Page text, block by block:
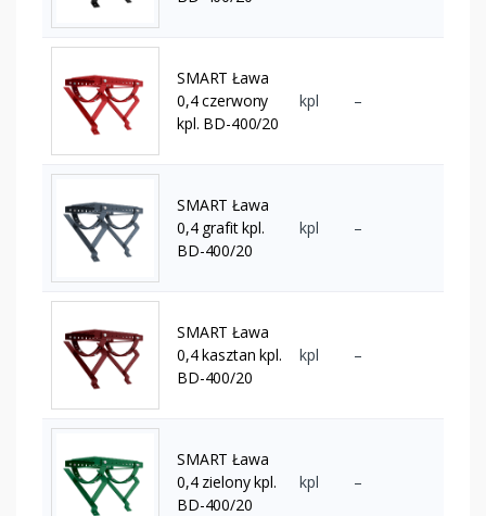
SMART Ława
0,4 czerwony
kpl. BD-400/20
kpl –
SMART Ława
0,4 grafit kpl.
BD-400/20
kpl –
SMART Ława
0,4 kasztan kpl.
BD-400/20
kpl –
SMART Ława
0,4 zielony kpl.
BD-400/20
kpl –